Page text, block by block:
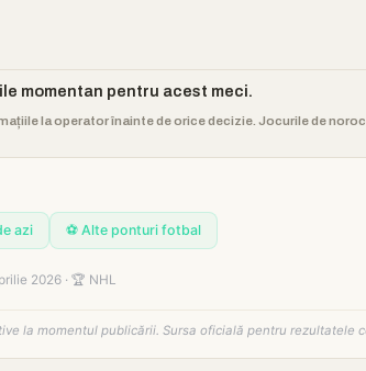
momentan pentru acest meci.
la operator înainte de orice decizie. Jocurile de
azi ⚽ Alte ponturi fotbal
2026 · 🏆 NHL
la momentul publicării. Sursa oficială pentru rezultatele